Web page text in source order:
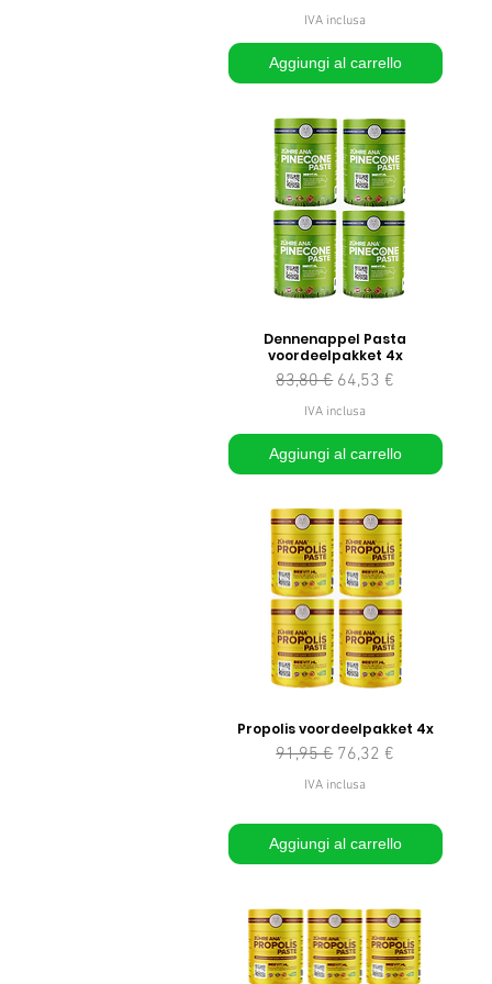
IVA inclusa
Aggiungi al carrello
Dennenappel Pasta
voordeelpakket 4x
Prezzo regolare
83,80 € Prezzo scontato
64,53 €
IVA inclusa
Aggiungi al carrello
Propolis voordeelpakket 4x
Prezzo regolare
91,95 € Prezzo scontato
76,32 €
IVA inclusa
Aggiungi al carrello